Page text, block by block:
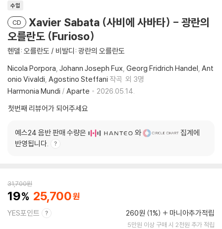
수입
CD
Xavier Sabata (사비에 사바타) - 광란의
오를란도 (Furioso)
헨델: 오를란도 / 비발디: 광란의 오를란도
Nicola Porpora Johann Joseph Fux Georg Fridrich Handel Ant
onio Vivaldi Agostino Steffani 작곡 외 3명
Harmonia Mundi / Aparte
2026.05.14.
첫번째 리뷰어가 되어주세요
예스24 음반 판매 수량은 와
집계에
반영됩니다.
31,700원
19 25,700
YES포인트 260원 (1%) 마니아추가적립
5만원 이상 구매 시 2천원 추가 적립